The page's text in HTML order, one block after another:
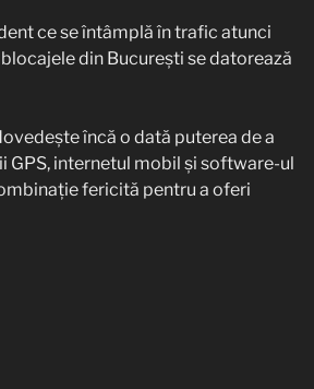
ce se întâmplă în trafic atunci
din București se datorează
încă o dată puterea de a
internetul mobil și software-ul
fericită pentru a oferi